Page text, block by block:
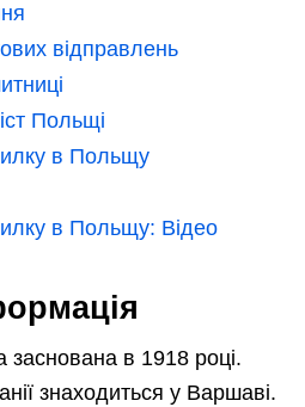
відправлень
Польщі
в Польщу
в Польщу: Відео
в 1918 році.
знаходиться у Варшаві.